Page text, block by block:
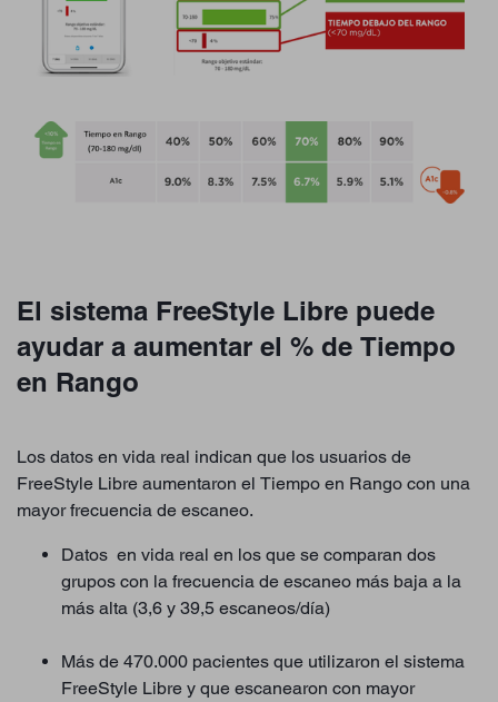
El sistema FreeStyle Libre puede
ayudar a aumentar el % de Tiempo
en Rango
Los datos en vida real indican que los usuarios de
FreeStyle Libre aumentaron el Tiempo en Rango con una
mayor frecuencia de escaneo.
Datos en vida real en los que se comparan dos
grupos con la frecuencia de escaneo más baja a la
más alta (3,6 y 39,5 escaneos/día)
Más de 470.000 pacientes que utilizaron el sistema
FreeStyle Libre y que escanearon con mayor